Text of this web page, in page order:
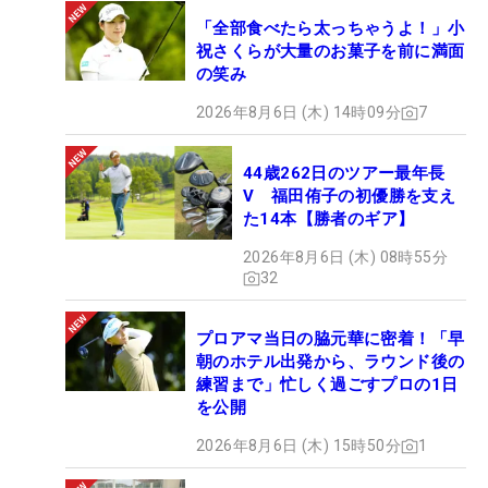
「全部食べたら太っちゃうよ！」小
祝さくらが大量のお菓子を前に満面
の笑み
2026年8月6日 (木) 14時09分 7
44歳262日のツアー最年長
V 福田侑子の初優勝を支え
た14本【勝者のギア】
2026年8月6日 (木) 08時55分
32
プロアマ当日の脇元華に密着！「早
朝のホテル出発から、ラウンド後の
練習まで」忙しく過ごすプロの1日
を公開
2026年8月6日 (木) 15時50分 1